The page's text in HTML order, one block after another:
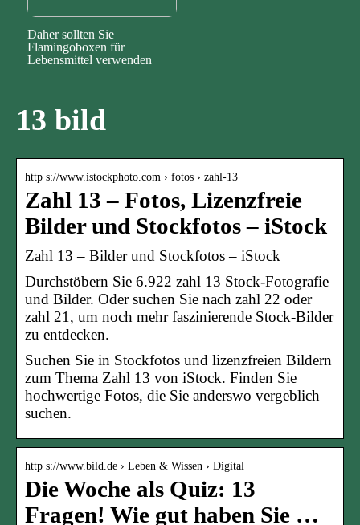
Daher sollten Sie
Flamingoboxen für
Lebensmittel verwenden
13 bild
http s://www.istockphoto.com › fotos › zahl-13
Zahl 13 – Fotos, Lizenzfreie
Bilder und Stockfotos – iStock
Zahl 13 – Bilder und Stockfotos – iStock
Durchstöbern Sie 6.922 zahl 13 Stock-Fotografie
und Bilder. Oder suchen Sie nach zahl 22 oder
zahl 21, um noch mehr faszinierende Stock-Bilder
zu entdecken.
Suchen Sie in Stockfotos und lizenzfreien Bildern
zum Thema Zahl 13 von iStock. Finden Sie
hochwertige Fotos, die Sie anderswo vergeblich
suchen.
http s://www.bild.de › Leben & Wissen › Digital
Die Woche als Quiz: 13
Fragen! Wie gut haben Sie …